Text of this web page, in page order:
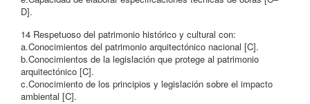
D].
14 Respetuoso del patrimonio histórico y cultural con:
a.Conocimientos del patrimonio arquitectónico nacional [C].
b.Conocimientos de la legislación que protege al patrimonio
arquitectónico [C].
c.Conocimiento de los principios y legislación sobre el impacto
ambiental [C].